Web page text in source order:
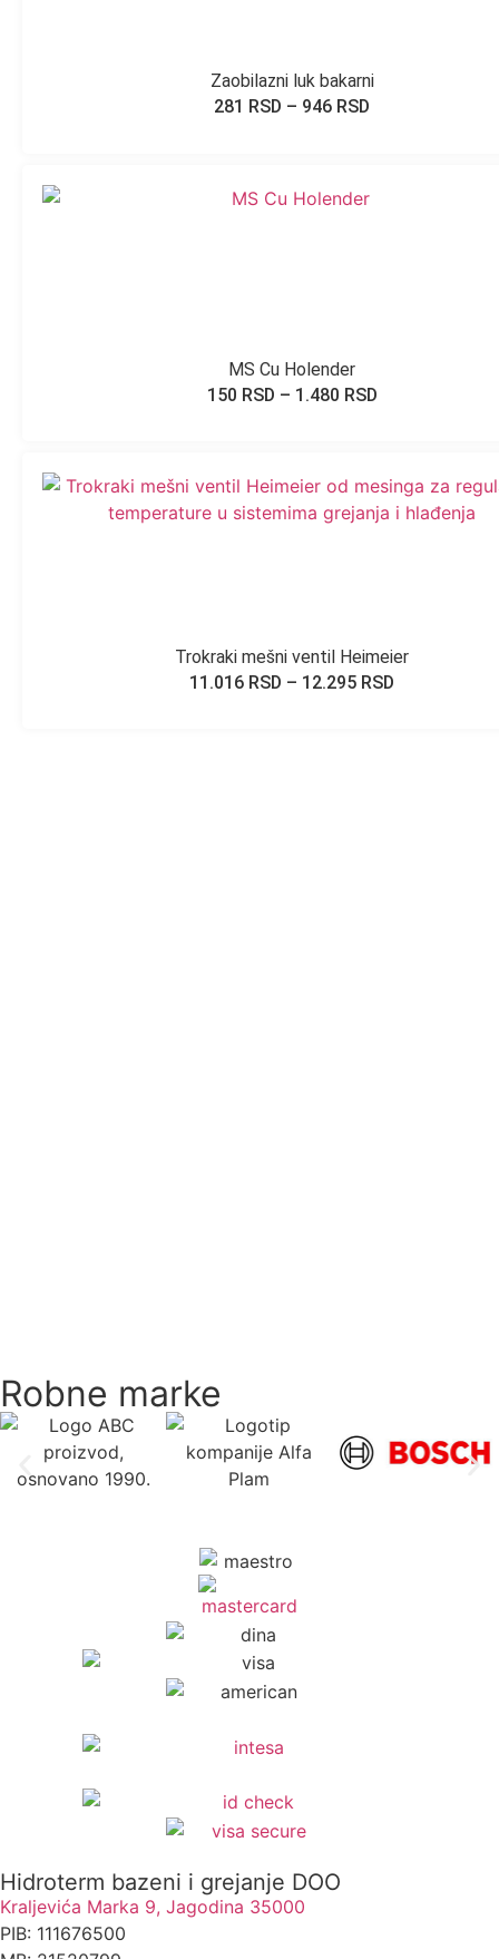
Zaobilazni luk bakarni
281 RSD – 946 RSD
MS Cu Holender
150 RSD – 1.480 RSD
Trokraki mešni ventil Heimeier
11.016 RSD – 12.295 RSD
Robne marke
Hidroterm bazeni i grejanje DOO
Kraljevića Marka 9, Jagodina 35000
PIB: 111676500